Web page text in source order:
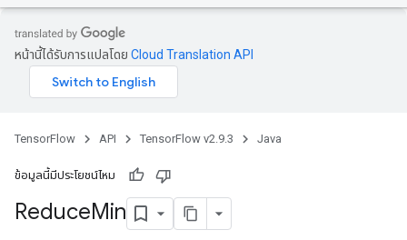
หน้านี้ได้รับการแปลโดย Cloud Translation API
TensorFlow API TensorFlow v2.9.3 Java
ข้อมูลนี้มีประโยชน์ไหม
ReduceMin